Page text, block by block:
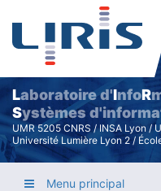
Laboratoire d'InfoR
Systèmes
UMR 5205 CNRS / INSA Lyon /
Université Lumière Lyon 2 /
Menu principal